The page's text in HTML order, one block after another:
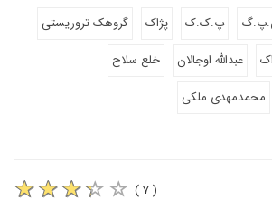
پ.ک.ک پژاک
گروهک تروریستی
عبدالله اوجالان
خلع سلاح
محمدمهدی ملکی
( ۷ )